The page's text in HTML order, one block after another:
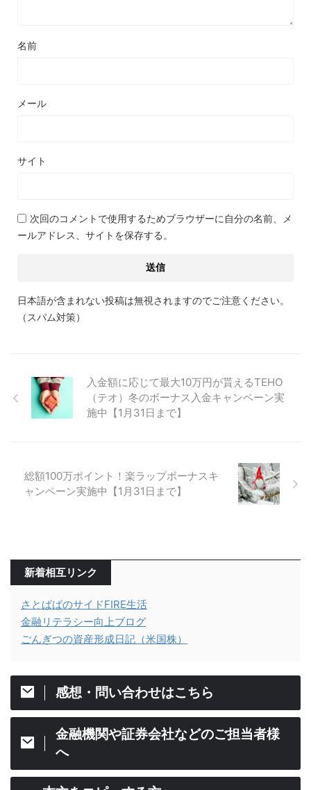
名前
メール
サイト
次回のコメントで使用するためブラウザーに自分の名前、メ
ールアドレス、サイトを保存する。
日本語が含まれない投稿は無視されますのでご注意ください。
（スパム対策）
入金額に応じて最大10万円が貰えるTEHO
（テオ）冬のボーナス入金キャンペーン実
施中【1月31日まで】
総額100万ポイント！楽ラップボーナスキ
ャンペーン実施中【1月31日まで】
新着相互リンク
さとぱぱのサイドFIRE生活
金融リテラシー向上ブログ
ごんぎつの資産形成日記（米国株）
感想・問い合わせはこちら
金融機関や証券会社などのご担当者様
へ